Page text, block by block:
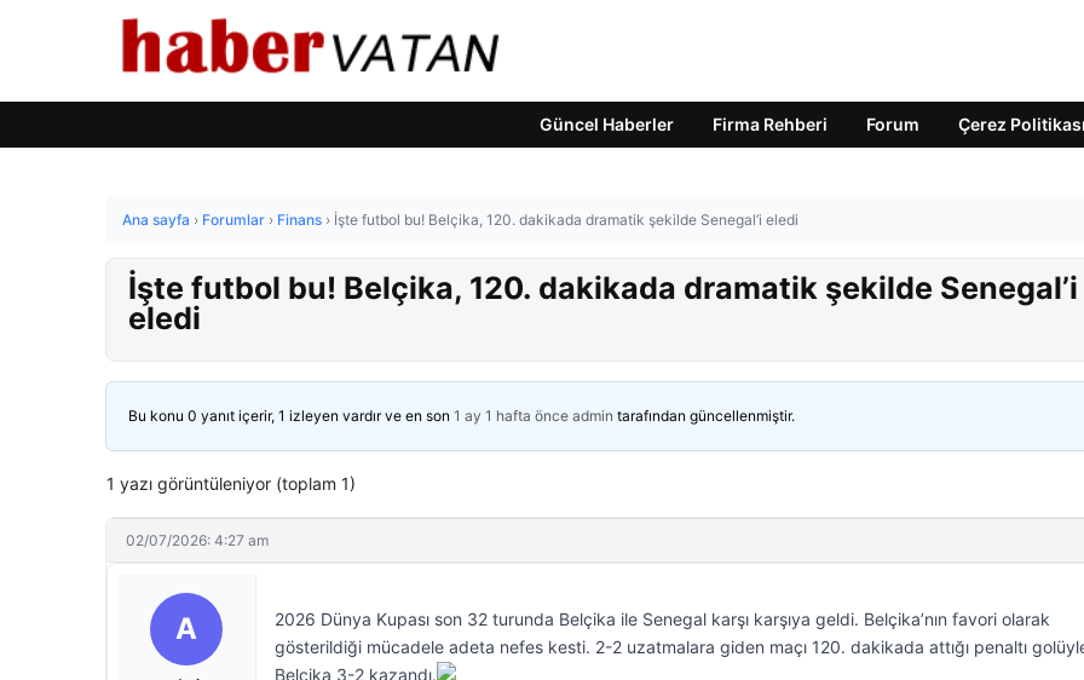
Güncel Haberler Firma Rehberi Forum Çerez Politikası
Ana sayfa › Forumlar › Finans › İşte futbol bu! Belçika, 120. dakikada dramatik şekilde Senegal’i eledi
İşte futbol bu! Belçika, 120. dakikada dramatik şekilde Senegal’i
eledi
Bu konu 0 yanıt içerir, 1 izleyen vardır ve en son 1 ay 1 hafta önce admin tarafından güncellenmiştir.
1 yazı görüntüleniyor (toplam 1)
02/07/2026: 4:27 am
A
2026 Dünya Kupası son 32 turunda Belçika ile Senegal karşı karşıya geldi. Belçika’nın favori olarak
gösterildiği mücadele adeta nefes kesti. 2-2 uzatmalara giden maçı 120. dakikada attığı penaltı
Belçika 3-2 kazandı.